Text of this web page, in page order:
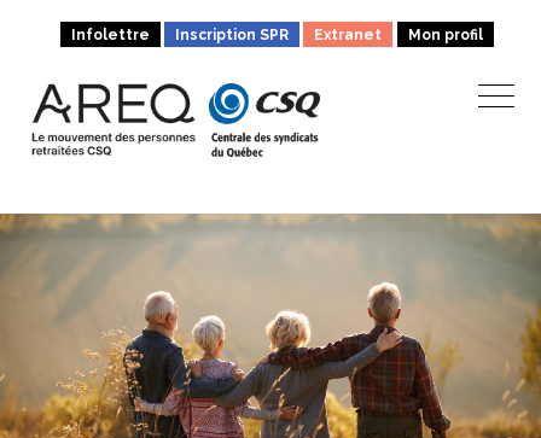
Infolettre Inscription SPR Extranet Mon profil